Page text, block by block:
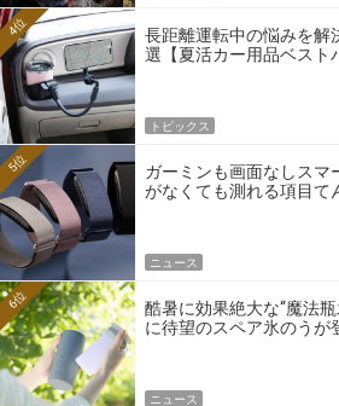
長距離運転中の悩みを解
選【夏活カー用品ベスト
4位
トピックス
ガーミンも画面なしスマ
がなくても測れる項目て
5位
ニュース
酷暑に効果絶大な“魔法
に待望のスペア氷のうが
6位
ニュース